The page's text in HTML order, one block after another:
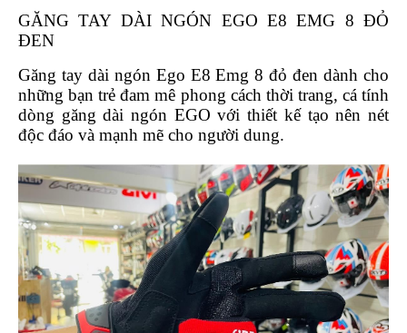
ZR
ĐỒ
XE
PHỤ
KIỆN
XSR
ÁO
MƯA
GIVI
GĂNG
TAY
MOTO
DƯỠNG
GĂNG TAY DÀI NGÓN EGO E8 EMG 8 ĐỎ
ĐEN
Găng tay dài ngón Ego E8 Emg 8 đỏ đen dành cho
những bạn trẻ đam mê phong cách thời trang, cá tính
dòng găng dài ngón EGO với thiết kế tạo nên nét
độc đáo và mạnh mẽ cho người dung.